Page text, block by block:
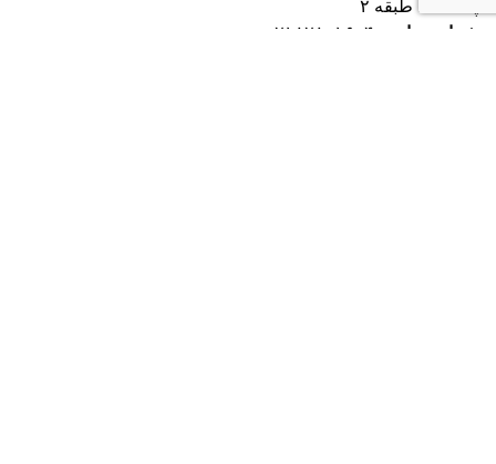
شماره تماس:
۰۲۱۸۲۸۰۱۶۰۴